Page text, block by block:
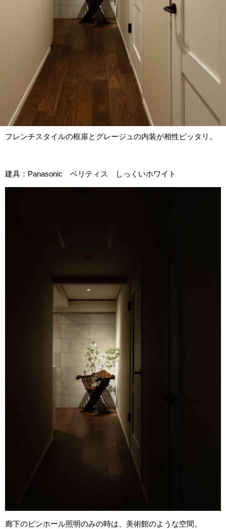
フレンチスタイルの框扉とグレージュの内装が相性ピッタリ。
建具：Panasonic ベリティス しっくいホワイト
廊下のピンホール照明のみの時は、美術館のような空間。